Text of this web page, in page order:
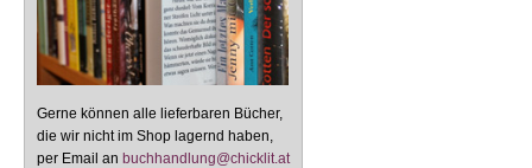
Gerne können alle lieferbaren Bücher,
die wir nicht im Shop lagernd haben,
per Email an buchhandlung@chicklit.at